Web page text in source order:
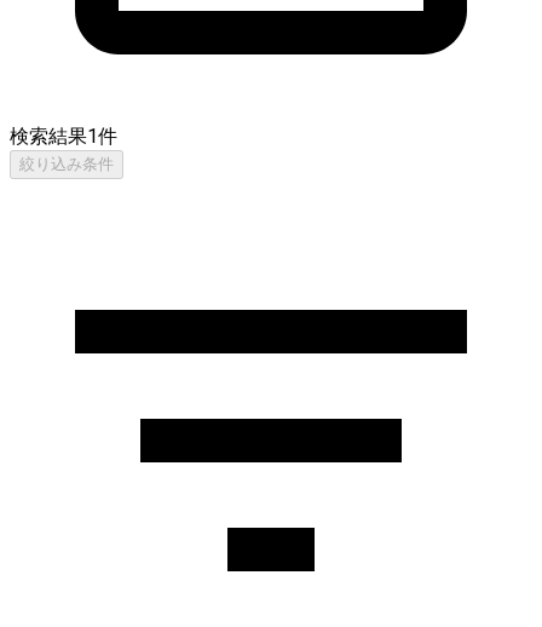
検索結果1件
絞り込み条件